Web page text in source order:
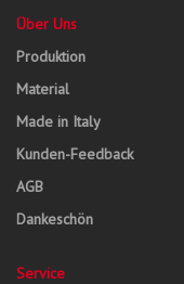
Über Uns
Produktion
Material
Made in Italy
Kunden-Feedback
AGB
Dankeschön
Service